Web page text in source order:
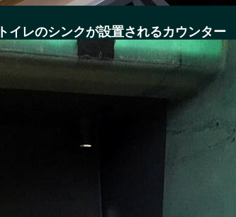
トイレのシンクが設置されるカウンター